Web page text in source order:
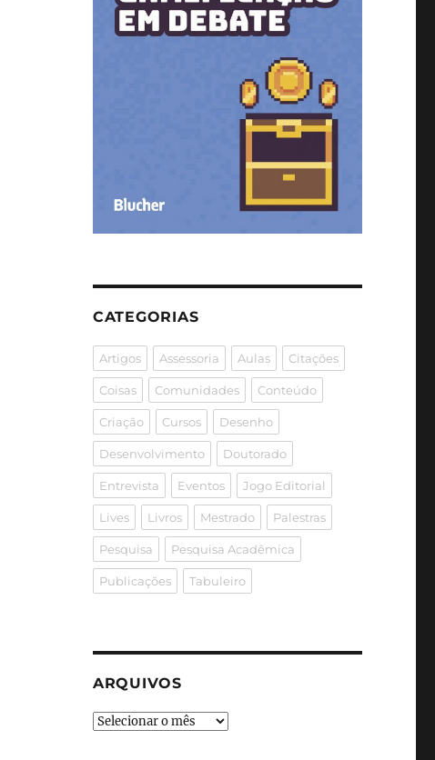
CATEGORIAS
Artigos Assessoria Aulas Citações
Coisas Comunidades Conteúdo
Criação Cursos Desenho
Desenvolvimento Doutorado
Entrevista Eventos Jogo Editorial
Lives Livros Mestrado Palestras
Pesquisa Pesquisa Acadêmica
Publicações Tabuleiro
ARQUIVOS
Arquivos